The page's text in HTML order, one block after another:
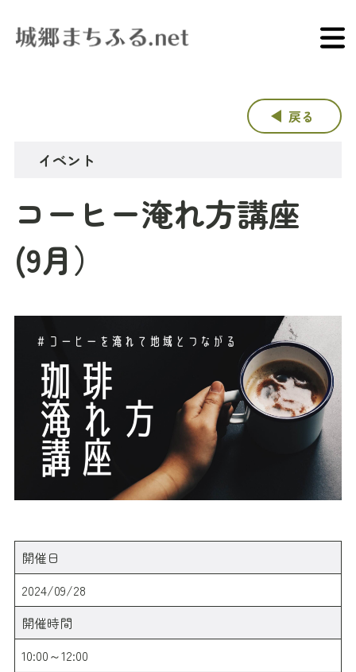
戻る
イベント
コーヒー淹れ方講座
(9月）
開催日
2024/09/28
開催時間
10:00～12:00